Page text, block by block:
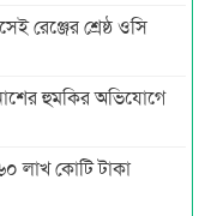
রেঞ্জের শ্রেষ্ঠ ওসি
হুমকির অভিযোগে
লাখ কোটি টাকা